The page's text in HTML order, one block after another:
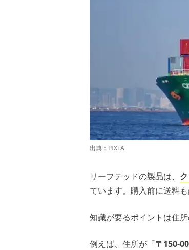
出典：PIXTA
リーフテッドの製品は、
ています。購入前に送料
知識が要るポイントは住所
例えば、住所が「〒150-